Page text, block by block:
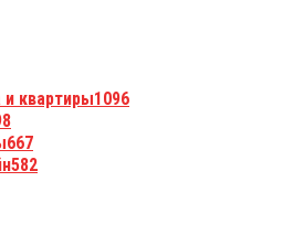
квартиры1096
667
582